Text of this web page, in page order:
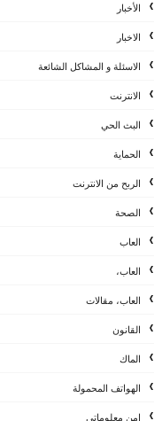
الأخبار
الاخبار
الاسئلة و المشاكل الشائعة
الانترنت
البث الحي
الحماية
الربح من الانترنت
الصحة
العاب
العاب،
العاب، مقالات
القانون
الماك
الهواتف المحمولة
امن معلوماتي